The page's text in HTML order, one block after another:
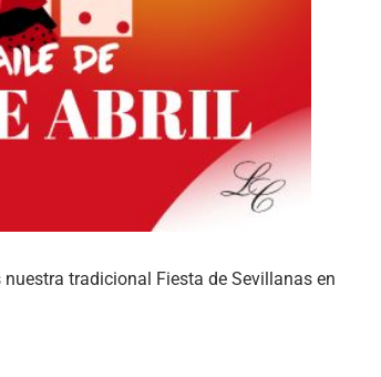
tradicional Fiesta de Sevillanas en